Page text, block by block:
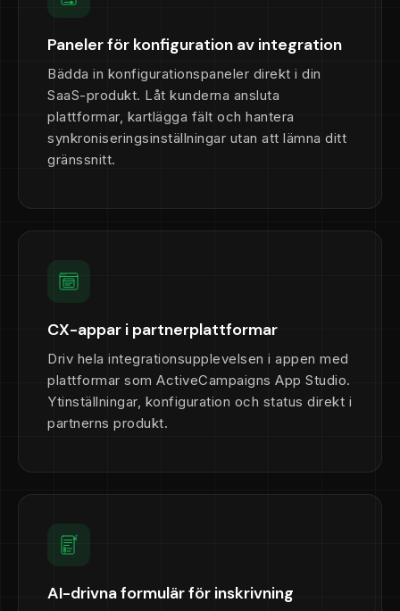
Paneler för konfiguration av integration
Bädda in konfigurationspaneler direkt i din
SaaS-produkt. Låt kunderna ansluta
plattformar, kartlägga fält och hantera
synkroniseringsinställningar utan att lämna ditt
gränssnitt.
CX-appar i partnerplattformar
Driv hela integrationsupplevelsen i appen med
plattformar som ActiveCampaigns App Studio.
Ytinställningar, konfiguration och status direkt i
partnerns produkt.
AI-drivna formulär för inskrivning